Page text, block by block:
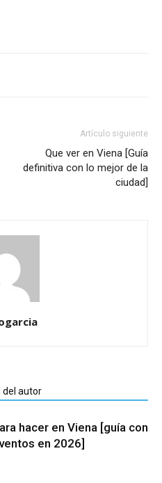
Artículo siguiente
Que ver en Viena [Guía
definitiva con lo mejor de la
ciudad]
del autor
hacer en Viena [guía con
en 2026]